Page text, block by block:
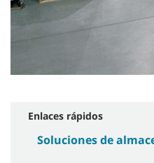
Enlaces rápidos
Soluciones de